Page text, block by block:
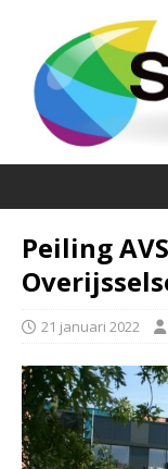
Peiling
21 januari 2022